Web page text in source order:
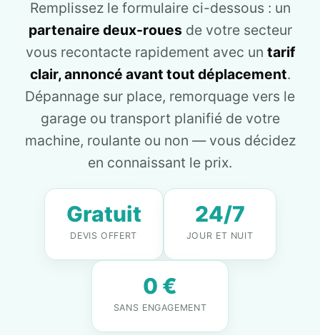
Remplissez le formulaire ci-dessous : un
partenaire deux-rouesde votre secteur
vous recontacte rapidement avec un tarif
clair, annoncé avant tout déplacement.
Dépannage sur place, remorquage vers le
garage ou transport planifié de votre
machine, roulante ou non — vous décidez
en connaissant le prix.
Gratuit
DEVIS OFFERT
24/7
JOUR ET NUIT
0 €
SANS ENGAGEMENT